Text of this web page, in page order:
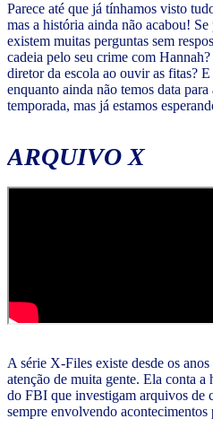
Parece até que já tínhamos visto
mas a história ainda não acabou! Se
existem muitas perguntas sem
cadeia pelo seu crime com
diretor da escola ao ouvir as fitas?
enquanto ainda não temos data para
temporada, mas já estamos
ARQUIVO X
A série X-Files existe desde os
atenção de muita gente. Ela conta a
do FBI que investigam arquivos de
sempre envolvendo acontecimentos